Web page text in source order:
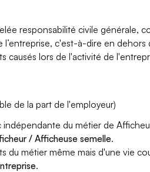
responsabilité civile générale,
l’entreprise, c'est-à-dire en
causés lors de l'activité de
de la part de l'employeur)
indépendante du métier de
/ Afficheuse semelle.
du métier même mais d'une vie
.